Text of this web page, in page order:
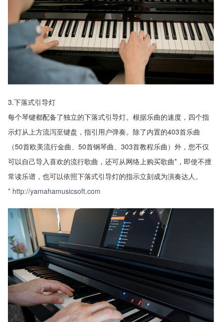
3.下落式引导灯
每个琴键都配备了独立的下落式引导灯。根据乐曲的速度，四个指
示灯从上方流泻至键盘，指引用户弹奏。除了内置的403首乐曲
（50首欧美流行金曲、50首钢琴曲、303首教程乐曲）外，您不仅
可以自己导入喜欢的流行歌曲，还可从网络上购买歌曲*，即使不擅
常读乐谱，也可以依照下落式引导灯的指示立刻成为演奏达人。
* http://yamahamusicsoft.com